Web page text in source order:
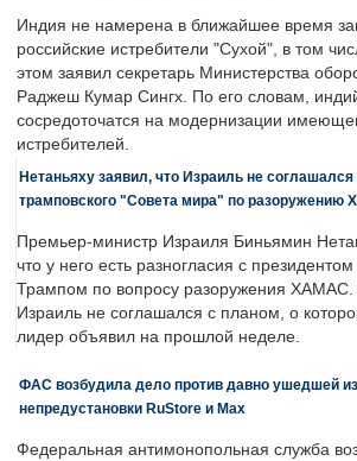
Индия не намерена в ближайшее время
российские истребители "Сухой", в том
этом заявил секретарь Министерства
Раджеш Кумар Сингх. По его словам,
сосредоточатся на модернизации
истребителей.
Нетаньяху заявил, что Израиль не
трамповского "Совета мира" по разоружению
Премьер-министр Израиля Биньямин
что у него есть разногласия с
Трампом по вопросу разоружения ХАМАС.
Израиль не соглашался с планом, о
лидер объявил на прошлой неделе.
ФАС возбудила дело против давно ушедшей
непредустановки RuStore и Max
Федеральная антимонопольная служба